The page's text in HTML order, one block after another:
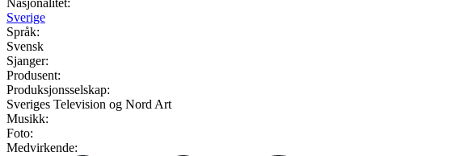
Nasjonalitet:
Sverige
Språk:
Svensk
Sjanger:
Produsent:
Produksjonsselskap:
Sveriges Television og Nord Art
Musikk:
Foto:
Medvirkende: